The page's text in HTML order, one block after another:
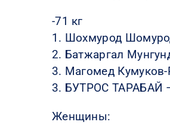
-71 кг
1. Шохмурод
2. Батжаргал
3. Магомед Кумуков-
3. БУТРОС ТАРАБАЙ
Женщины: